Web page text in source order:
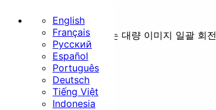
서버 업로드 없이 진행하는 대량 이미지 일괄 회전
English
Français
Русский
Español
Português
Deutsch
Tiếng Việt
Indonesia